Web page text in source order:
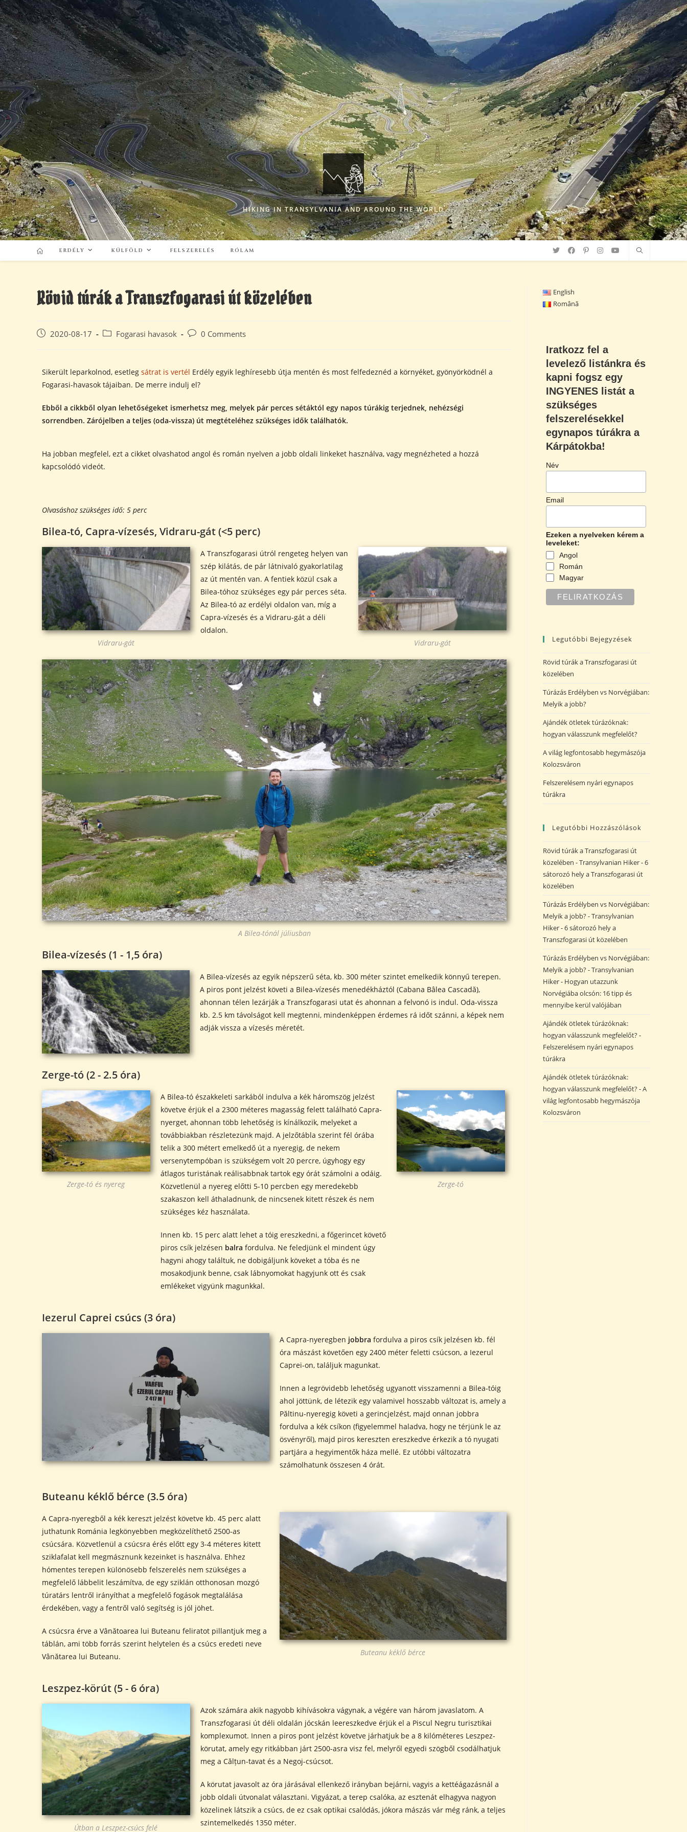
HIKING IN TRANSYLVANIA AND AROUND THE WORLD
ERDÉLY KÜLFÖLD FELSZERELÉS RÓLAM
Rövid túrák a Transzfogarasi út közelében
2020-08-17 Fogarasi havasok 0 Comments
Sikerült leparkolnod, esetleg sátrat is vertél Erdély egyik leghíresebb útja mentén és most felfedeznéd a környéket, gyönyörködnél a
Fogarasi-havasok tájaiban. De merre indulj el?
Ebből a cikkből olyan lehetőségeket ismerhetsz meg, melyek pár perces sétáktól egy napos túrákig terjednek, nehézségi
sorrendben. Zárójelben a teljes (oda-vissza) út megtételéhez szükséges idők találhatók.
Ha jobban megfelel, ezt a cikket olvashatod angol és román nyelven a jobb oldali linkeket használva, vagy megnézheted a hozzá
kapcsolódó videót.
Olvasáshoz szükséges idő: 5 perc
Bilea-tó, Capra-vízesés, Vidraru-gát (<5 perc)
Vidraru-gát
A Transzfogarasi útról rengeteg helyen van
szép kilátás, de pár látnivaló gyakorlatilag
az út mentén van. A fentiek közül csak a
Bilea-tóhoz szükséges egy pár perces séta.
Az Bilea-tó az erdélyi oldalon van, míg a
Capra-vízesés és a Vidraru-gát a déli
oldalon.
Vidraru-gát
A Bilea-tónál júliusban
Bilea-vízesés (1 - 1,5 óra)
A Bilea-vízesés az egyik népszerű séta, kb. 300 méter szintet emelkedik könnyű terepen.
A piros pont jelzést követi a Bilea-vízesés menedékháztól (Cabana Bâlea Cascadă),
ahonnan télen lezárják a Transzfogarasi utat és ahonnan a felvonó is indul. Oda-vissza
kb. 2.5 km távolságot kell megtenni, mindenképpen érdemes rá időt szánni, a képek nem
adják vissza a vízesés méretét.
Zerge-tó (2 - 2.5 óra)
Zerge-tó és nyereg
A Bilea-tó északkeleti sarkából indulva a kék háromszög jelzést
követve érjük el a 2300 méteres magasság felett található Capra-
nyerget, ahonnan több lehetőség is kínálkozik, melyeket a
továbbiakban részletezünk majd. A jelzőtábla szerint fél órába
telik a 300 métert emelkedő út a nyeregig, de nekem
versenytempóban is szükségem volt 20 percre, úgyhogy egy
átlagos turistának reálisabbnak tartok egy órát számolni a odáig.
Közvetlenül a nyereg előtti 5-10 percben egy meredekebb
szakaszon kell áthaladnunk, de nincsenek kitett részek és nem
szükséges kéz használata.
Innen kb. 15 perc alatt lehet a tóig ereszkedni, a főgerincet követő
piros csík jelzésen balra fordulva. Ne feledjünk el mindent úgy
hagyni ahogy találtuk, ne dobigáljunk köveket a tóba és ne
mosakodjunk benne, csak lábnyomokat hagyjunk ott és csak
emlékeket vigyünk magunkkal.
Zerge-tó
Iezerul Caprei csúcs (3 óra)
A Capra-nyeregben jobbra fordulva a piros csík jelzésen kb. fél
óra mászást követően egy 2400 méter feletti csúcson, a Iezerul
Caprei-on, találjuk magunkat.
Innen a legrövidebb lehetőség ugyanott visszamenni a Bilea-tóig
ahol jöttünk, de létezik egy valamivel hosszabb változat is, amely a
Păltinu-nyeregig követi a gerincjelzést, majd onnan jobbra
fordulva a kék csíkon (figyelemmel haladva, hogy ne térjünk le az
ösvényről), majd piros kereszten ereszkedve érkezik a tó nyugati
partjára a hegyimentők háza mellé. Ez utóbbi változatra
számolhatunk összesen 4 órát.
Buteanu kéklő bérce (3.5 óra)
A Capra-nyeregből a kék kereszt jelzést követve kb. 45 perc alatt
juthatunk Románia legkönyebben megközelíthető 2500-as
csúcsára. Közvetlenül a csúcsra érés előtt egy 3-4 méteres kitett
sziklafalat kell megmásznunk kezeinket is használva. Ehhez
hómentes terepen különösebb felszerelés nem szükséges a
megfelelő lábbelit leszámítva, de egy sziklán otthonosan mozgó
túratárs lentről irányíthat a megfelelő fogások megtalálása
érdekében, vagy a fentről való segítség is jól jöhet.
A csúcsra érve a Vânătoarea lui Buteanu feliratot pillantjuk meg a
táblán, ami több forrás szerint helytelen és a csúcs eredeti neve
Vânătarea lui Buteanu.
Buteanu kéklő bérce
Leszpez-körút (5 - 6 óra)
Útban a Leszpez-csúcs felé
Azok számára akik nagyobb kihívásokra vágynak, a végére van három javaslatom. A
Transzfogarasi út déli oldalán jócskán leereszkedve érjük el a Piscul Negru turisztikai
komplexumot. Innen a piros pont jelzést követve járhatjuk be a 8 kilóméteres Leszpez-
körutat, amely egy ritkábban járt 2500-asra visz fel, melyről egyedi szögből csodálhatjuk
meg a Călțun-tavat és a Negoj-csúcsot.
A körutat javasolt az óra járásával ellenkező irányban bejárni, vagyis a kettéágazásnál a
jobb oldali útvonalat választani. Vigyázat, a terep csalóka, az esztenát elhagyva nagyon
közelinek látszik a csúcs, de ez csak optikai csalódás, jókora mászás vár még ránk, a teljes
szintemelkedés 1350 méter.
English
Română
Iratkozz fel a
levelező listánkra és
kapni fogsz egy
INGYENES listát a
szükséges
felszerelésekkel
egynapos túrákra a
Kárpátokba!
Név
Email
Ezeken a nyelveken kérem a
leveleket:
Angol
Román
Magyar
Legutóbbi Bejegyzések
Rövid túrák a Transzfogarasi út
közelében
Túrázás Erdélyben vs Norvégiában:
Melyik a jobb?
Ajándék ötletek túrázóknak:
hogyan válasszunk megfelelőt?
A világ legfontosabb hegymászója
Kolozsváron
Felszerelésem nyári egynapos
túrákra
Legutóbbi Hozzászólások
Rövid túrák a Transzfogarasi út
közelében - Transylvanian Hiker-6
sátorozó hely a Transzfogarasi út
közelében
Túrázás Erdélyben vs Norvégiában:
Melyik a jobb? - Transylvanian
Hiker-6 sátorozó hely a
Transzfogarasi út közelében
Túrázás Erdélyben vs Norvégiában:
Melyik a jobb? - Transylvanian
Hiker- Hogyan utazzunk
Norvégiába olcsón: 16 tipp és
mennyibe kerül valójában
Ajándék ötletek túrázóknak:
hogyan válasszunk megfelelőt?-
Felszerelésem nyári egynapos
túrákra
Ajándék ötletek túrázóknak:
hogyan válasszunk megfelelőt?-A
világ legfontosabb hegymászója
Kolozsváron